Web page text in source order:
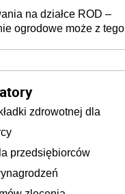
na działce ROD –
ogrodowe może z tego
zdrowotnej dla
przedsiębiorców